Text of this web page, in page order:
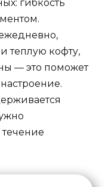
гибкость
теплую кофту,
— это поможет